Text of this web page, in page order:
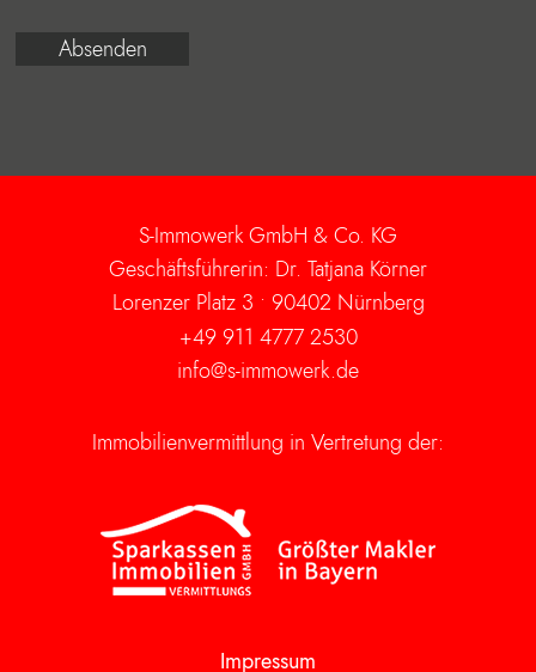
S-Immowerk GmbH & Co. KG
Geschäftsführerin: Dr. Tatjana Körner
Lorenzer Platz 3 • 90402 Nürnberg
+49 911 4777 2530
info@s-immowerk.de
Immobilienvermittlung in Vertretung der:
Impressum